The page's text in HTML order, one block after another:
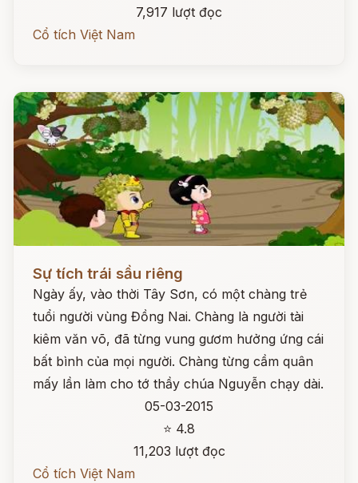
7,917 lượt đọc
Cổ tích Việt Nam
Sự tích trái sầu riêng
Ngày ấy, vào thời Tây Sơn, có một chàng trẻ
tuổi người vùng Đồng Nai. Chàng là người tài
kiêm văn võ, đã từng vung gươm hưởng ứng cái
bất bình của mọi người. Chàng từng cầm quân
mấy lần làm cho tớ thầy chúa Nguyễn chạy dài.
05-03-2015
⭐ 4.8
11,203 lượt đọc
Cổ tích Việt Nam